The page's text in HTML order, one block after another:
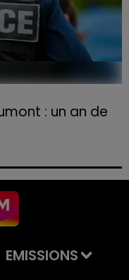
: un an de
EMISSIONS